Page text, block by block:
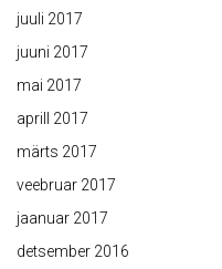
juuli 2017
juuni 2017
mai 2017
aprill 2017
märts 2017
veebruar 2017
jaanuar 2017
detsember 2016